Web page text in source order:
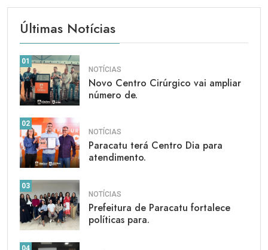
Últimas Notícias
01
NOTÍCIAS
Novo Centro Cirúrgico vai ampliar
número de.
02
NOTÍCIAS
Paracatu terá Centro Dia para
atendimento.
03
NOTÍCIAS
Prefeitura de Paracatu fortalece
políticas para.
04